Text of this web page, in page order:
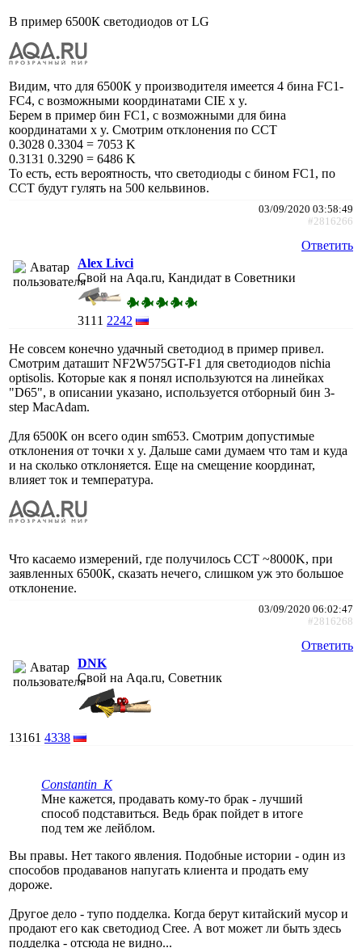
В пример 6500К светодиодов от LG
Видим, что для 6500К у производителя имеется 4 бина FC1-
FC4, с возможными координатами CIE x y.
Берем в пример бин FC1, с возможными для бина
координатами x y. Смотрим отклонения по CCT
0.3028 0.3304 = 7053 K
0.3131 0.3290 = 6486 K
То есть, есть вероятность, что светодиоды с бином FC1, по
CCT будут гулять на 500 кельвинов.
03/09/2020 03:58:49
#2816266
Ответить
Alex Livci
Свой на Aqa.ru, Кандидат в Советники
3111 2242
Не совсем конечно удачный светодиод в пример привел.
Смотрим даташит NF2W575GT-F1 для светодиодов nichia
optisolis. Которые как я понял используются на линейках
"D65", в описании указано, используется отборный бин 3-
step MacAdam.
Для 6500К он всего один sm653. Смотрим допустимые
отклонения от точки х y. Дальше сами думаем что там и куда
и на сколько отклоняется. Еще на смещение координат,
влияет ток и температура.
Что касаемо измерений, где получилось CCT ~8000K, при
заявленных 6500К, сказать нечего, слишком уж это большое
отклонение.
03/09/2020 06:02:47
#2816268
Ответить
DNK
Свой на Aqa.ru, Советник
13161 4338
Constantin_K
Мне кажется, продавать кому-то брак - лучший
способ подставиться. Ведь брак пойдет в итоге
под тем же лейблом.
Вы правы. Нет такого явления. Подобные истории - один из
способов продаванов напугать клиента и продать ему
дороже.
Другое дело - тупо подделка. Когда берут китайский мусор и
продают его как светодиод Cree. А вот может ли быть здесь
подделка - отсюда не видно...